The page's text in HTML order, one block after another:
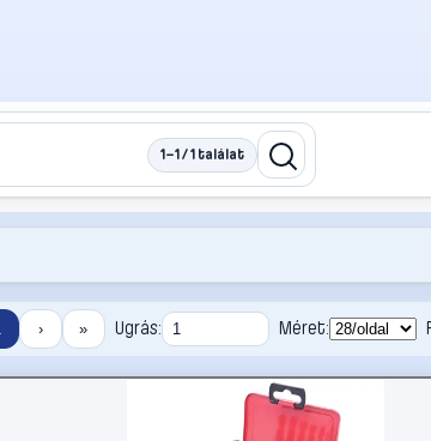
1–1 / 1 találat
› » Ugrás: Méret: